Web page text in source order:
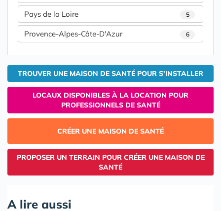
Pays de la Loire 5
Provence-Alpes-Côte-D'Azur 6
TROUVER UNE MAISON DE SANTÉ POUR S'INSTALLER
LOCAUX DISPONIBLES À LA LOCATION POUR
PROFESSIONNELS DE SANTÉ
CRÉER UNE MAISON DE SANTÉ
PROPOSER UN TERRAIN POUR CRÉER UNE MAISON DE
SANTÉ
A lire aussi